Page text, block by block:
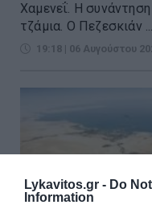
Lykavitos.gr - Do
Information
Χαμενεΐ. Η
τζάμια. Ο Πεζεσκιάν ...
19:18 | 06 Αυγούστου